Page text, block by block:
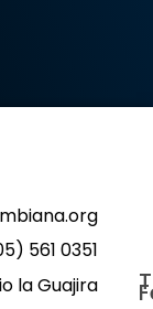
561 0351
la Guajira